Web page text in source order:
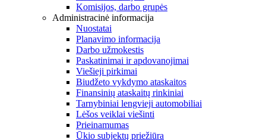
Komisijos, darbo grupės
Administracinė informacija
Nuostatai
Planavimo informacija
Darbo užmokestis
Paskatinimai ir apdovanojimai
Viešieji pirkimai
Biudžeto vykdymo ataskaitos
Finansinių ataskaitų rinkiniai
Tarnybiniai lengvieji automobiliai
Lėšos veiklai viešinti
Prieinamumas
Ūkio subjektų priežiūra